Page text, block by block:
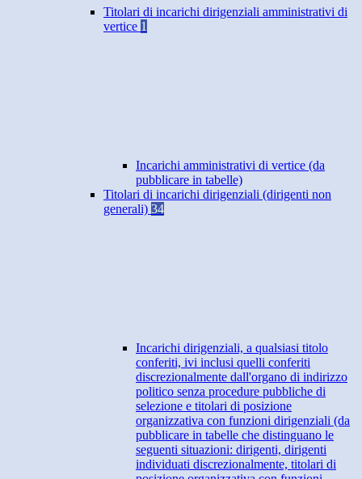
Titolari di incarichi dirigenziali amministrativi di
vertice 1
Incarichi amministrativi di vertice (da
pubblicare in tabelle)
Titolari di incarichi dirigenziali (dirigenti non
generali) 34
Incarichi dirigenziali, a qualsiasi titolo
conferiti, ivi inclusi quelli conferiti
discrezionalmente dall'organo di indirizzo
politico senza procedure pubbliche di
selezione e titolari di posizione
organizzativa con funzioni dirigenziali (da
pubblicare in tabelle che distinguano le
seguenti situazioni: dirigenti, dirigenti
individuati discrezionalmente, titolari di